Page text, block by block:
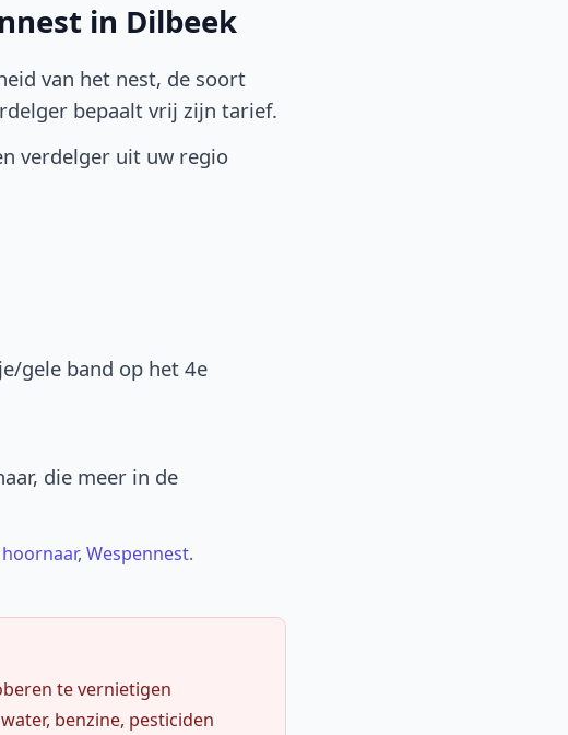
in Dilbeek
van het nest, de soort
bepaalt vrij zijn tarief.
verdelger uit uw regio
gele band op het 4e
die meer in de
, Wespennest.
te vernietigen
benzine, pesticiden